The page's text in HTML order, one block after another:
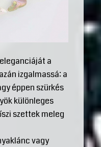
a
izgalmassá: a
éppen szürkés
különleges
szettek meleg
vagy